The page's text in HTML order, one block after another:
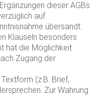
dieser AGBs
auf
übersandt.
Klauseln besonders
hat die Möglichkeit
Zugang der
(z.B. Brief,
Zur Wahrung